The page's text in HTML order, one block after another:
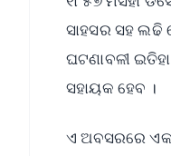
ସାହସର ସହ ଲଢି
ଘଟଣାବଳୀ
ସହାୟକ ହେବ ।
ଏ ଅବସରରେ ଏକ